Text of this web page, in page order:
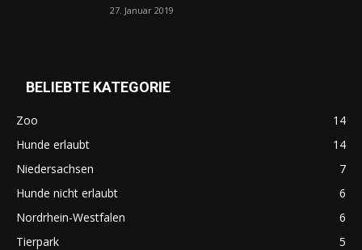
27. Januar 2019
BELIEBTE KATEGORIE
Zoo
14
Hunde erlaubt
14
Niedersachsen
7
Hunde nicht erlaubt
6
Nordrhein-Westfalen
6
Tierpark
5